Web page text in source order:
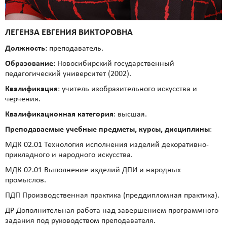
ЛЕГЕНЗА ЕВГЕНИЯ ВИКТОРОВНА
Должность: преподаватель.
Образование: Новосибирский государственный
педагогический университет (2002).
Квалификация: учитель изобразительного искусства и
черчения.
Квалификационная категория: высшая.
Преподаваемые учебные предметы, курсы, дисциплины:
МДК 02.01 Технология исполнения изделий декоративно-
прикладного и народного искусства.
МДК 02.01 Выполнение изделий ДПИ и народных
промыслов.
ПДП Производственная практика (преддипломная практика).
ДР Дополнительная работа над завершением программного
задания под руководством преподавателя.